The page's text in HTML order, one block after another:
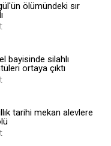
önerme
ölümündeki sır
bayisinde silahlı
ortaya çıktı
tarihi mekan alevlere